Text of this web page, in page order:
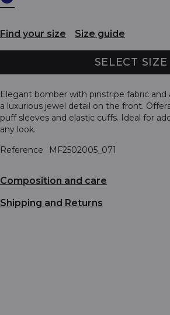
Find your size Size guide
SELECT SIZE
Elegant bomber with pinstripe fabric and
a luxurious jewel detail on the front.
puff sleeves and elastic cuffs. Ideal for
any look.
Reference
MF2502005_071
Composition and care
Shipping and Returns